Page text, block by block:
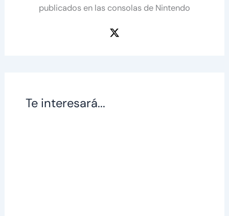
publicados en las consolas de Nintendo
Te interesará...